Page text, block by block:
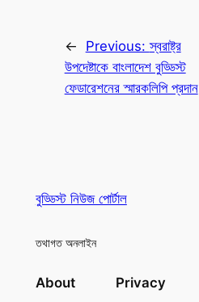
← Previous:স্বরাষ্ট্র
উপদেষ্টাকে বাংলাদেশ বুড্ডিস্ট
ফেডারেশনের স্মারকলিপি প্রদান
বুড্ডিস্ট নিউজ পোর্টাল
তথাগত অনলাইন
About Privacy